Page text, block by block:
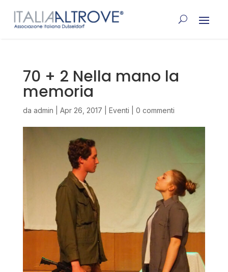
70 + 2 Nella mano la
memoria
da admin Apr 26, 2017 Eventi 0 commenti